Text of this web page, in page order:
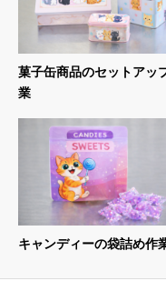
菓子缶商品のセットアッ
業
キャンディーの袋詰め作